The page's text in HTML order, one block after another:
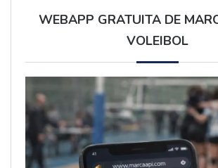
WEBAPP GRATUITA DE
VOLEIBOL